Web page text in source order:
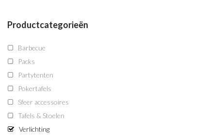
Productcategorieën
Barbecue
Packs
Partytenten
Pokertafels
Sfeer accessoires
Tafels & Stoelen
Verlichting